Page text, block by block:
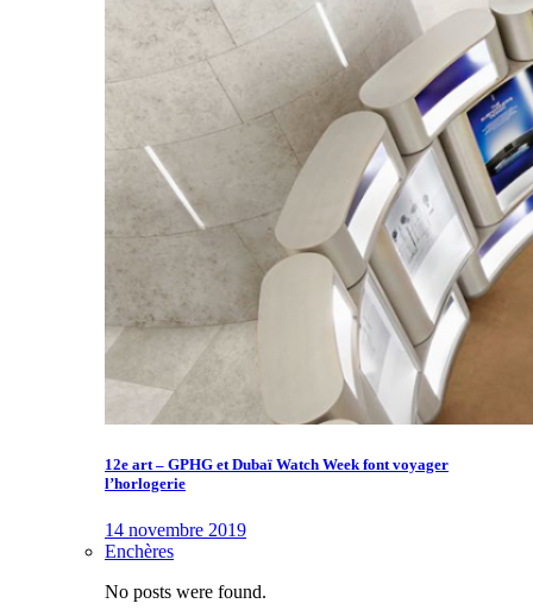
12e art – GPHG et Dubaï Watch Week font voyager
l’horlogerie
14 novembre 2019
Enchères
No posts were found.